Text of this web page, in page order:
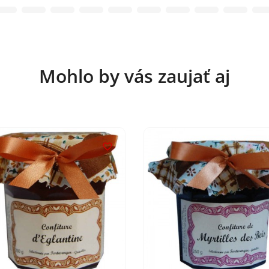
Mohlo by vás zaujať aj
